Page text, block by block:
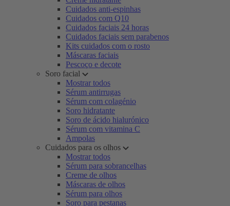
Cuidados anti-espinhas
Cuidados com Q10
Cuidados faciais 24 horas
Cuidados faciais sem parabenos
Kits cuidados com o rosto
Máscaras faciais
Pescoço e decote
Soro facial
Mostrar todos
Sérum antirrugas
Sérum com colagénio
Soro hidratante
Soro de ácido hialurónico
Sérum com vitamina C
Ampolas
Cuidados para os olhos
Mostrar todos
Sérum para sobrancelhas
Creme de olhos
Máscaras de olhos
Sérum para olhos
Soro para pestanas